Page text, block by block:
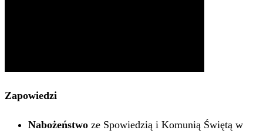
Zapowiedzi
Nabożeństwo ze Spowiedzią i Komunią Świętą w